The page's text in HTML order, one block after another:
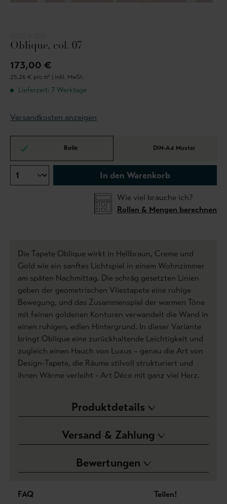
Oblique, col. 07
173,00 €
25,26 € pro m² | inkl. MwSt.
Lieferzeit: 7 Werktage
Versandkosten anzeigen
Rolle DIN-A4 Muster
In den Warenkorb
Wie viel brauche ich?
Rollen & Mengen berechnen
Die Tapete Oblique wirkt in Hellbraun, Creme und
Gold wie ein sanftes Lichtspiel in einem Wohnzimmer
am späten Nachmittag. Die schräg gesetzten Linien
geben der geometrischen Vliestapete eine ruhige
Bewegung, und das Zusammenspiel der warmen Töne
mit feinen goldenen Konturen verwandelt die Wand in
einen ruhigen, edlen Hintergrund. In dieser Variante
bringt Oblique eine zurückhaltende Leichtigkeit und
zugleich einen Hauch von Luxus – genau die Art von
Design-Tapete, die Räume stilvoll strukturiert und
ihnen Wärme verleiht - Art Déco mit ganz viel Herz.
Produktdetails
Versand & Zahlung
Bewertungen
FAQ Teilen!